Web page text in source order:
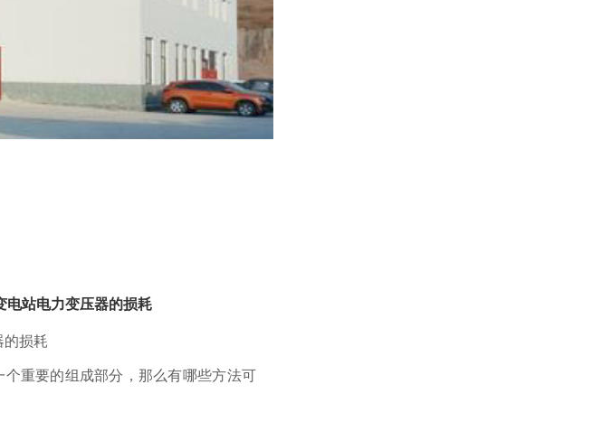
电站电力变压器的损耗
的损耗
重要的组成部分，那么有哪些方法可